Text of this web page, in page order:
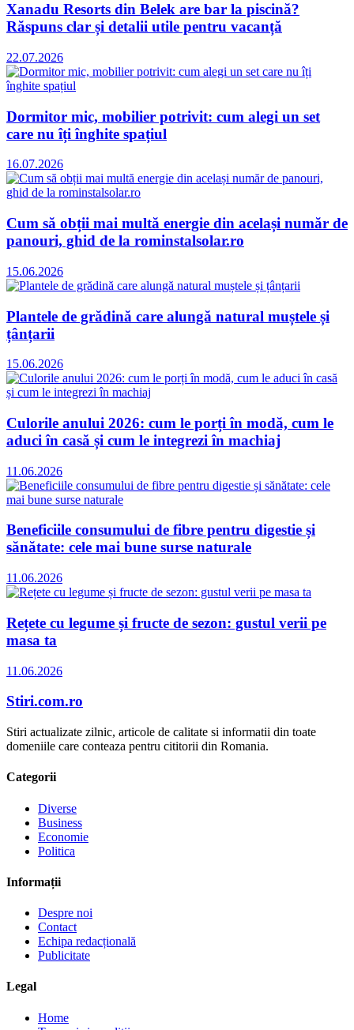
Xanadu Resorts din Belek are bar la piscină?
Răspuns clar și detalii utile pentru vacanță
22.07.2026
Dormitor mic, mobilier potrivit: cum alegi un set
care nu îți înghite spațiul
16.07.2026
Cum să obții mai multă energie din același număr de
panouri, ghid de la rominstalsolar.ro
15.06.2026
Plantele de grădină care alungă natural muștele și
țânțarii
15.06.2026
Culorile anului 2026: cum le porți în modă, cum le
aduci în casă și cum le integrezi în machiaj
11.06.2026
Beneficiile consumului de fibre pentru digestie și
sănătate: cele mai bune surse naturale
11.06.2026
Rețete cu legume și fructe de sezon: gustul verii pe
masa ta
11.06.2026
Stiri.com.ro
Stiri actualizate zilnic, articole de calitate si informatii din toate
domeniile care conteaza pentru cititorii din Romania.
Categorii
Diverse
Business
Economie
Politica
Informații
Despre noi
Contact
Echipa redacțională
Publicitate
Legal
Home